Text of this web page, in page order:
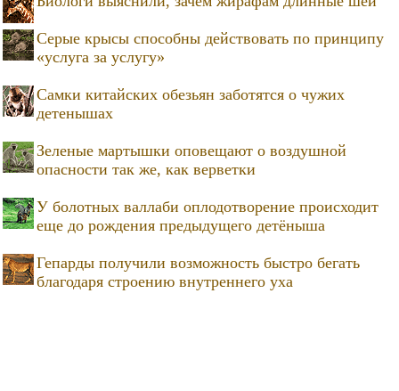
Серые крысы способны действовать по принципу
«услуга за услугу»
Самки китайских обезьян заботятся о чужих
детенышах
Зеленые мартышки оповещают о воздушной
опасности так же, как верветки
У болотных валлаби оплодотворение происходит
еще до рождения предыдущего детёныша
Гепарды получили возможность быстро бегать
благодаря строению внутреннего уха